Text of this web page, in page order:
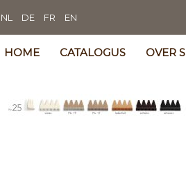
NL DE FR EN
HOME CATALOGUS OVER
Skip
to